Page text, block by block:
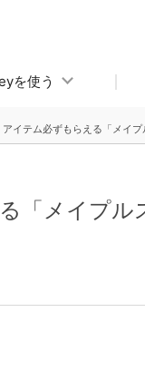
を使う
アイテム必ずもらえる「メイ
「メイプ